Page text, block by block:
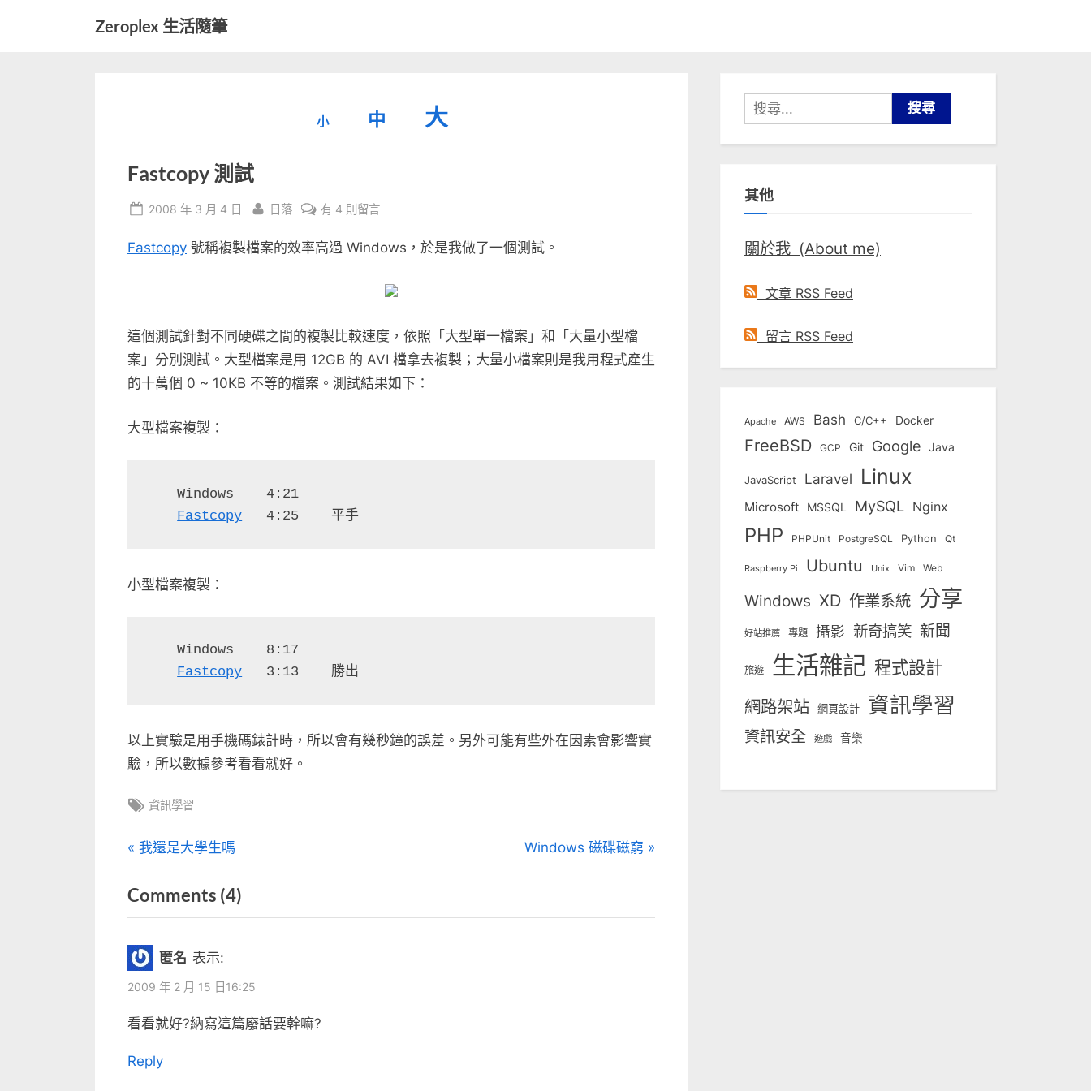
Zeroplex 生活隨筆
小
小
小。
中
重
大
大
型
Fastcopy 測試
Posted
2008 年 3 月 4 日 By
日落
在
測
有 4 則留言
Fastcopy 號稱複製檔案的效率高過 Windows，於是我做了一個測試。
這個測試針對不同硬碟之間的複製比較速度，依照「大型單一檔案」和「大量小型檔
案」分別測試。大型檔案是用 12GB 的 AVI 檔拿去複製；大量小檔案則是我用程式產生
的十萬個 0 ~ 10KB 不等的檔案。測試結果如下：
大型檔案複製：
Windows    4:21
Fastcopy
   4:25    平手
小型檔案複製：
Windows    8:17
Fastcopy
   3:13    勝出
以上實驗是用手機碼錶計時，所以會有幾秒鐘的誤差。另外可能有些外在因素會影響實
驗，所以數據參考看看就好。
Tags:
資訊學習
文
章
導
覽
P
e
v
o
u
P
o
我還是大學生嗎
N
t
Windows 磁碟磁窮
Comments (4)
“Fastcopy
匿名 表示:
2009 年 2 月 15 日16:25
看看就好?納寫這篇廢話要幹嘛?
Reply
搜
尋
關
字:
其他
關於我 (About me)
文章 RSS Feed
留言 RSS Feed
Apache AWS Bash C/C++ Docker
FreeBSD GCP Git Google Java
JavaScript Laravel Linux
Microsoft MSSQL MySQL Nginx
PHP PHPUnit PostgreSQL Python Qt
Raspberry Pi Ubuntu Unix Vim Web
Windows XD 作業系統 分享
好站推薦 專題 攝影 新奇搞笑 新聞
旅遊 生活雜記 程式設計
網路架站 網頁設計 資訊學習
資訊安全 遊戲 音樂